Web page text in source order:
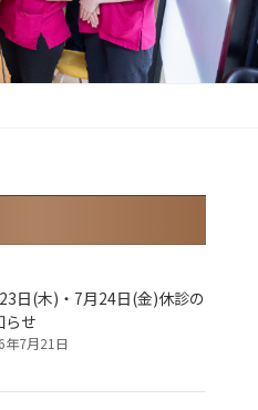
日(木)・7月24日(金)休診の
らせ
年7月21日